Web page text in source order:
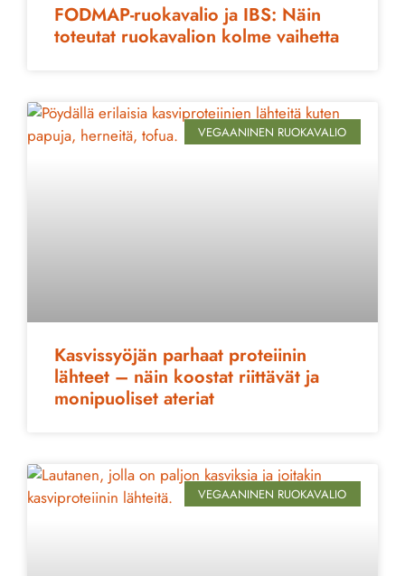
FODMAP-ruokavalio ja IBS: Näin
toteutat ruokavalion kolme vaihetta
VEGAANINEN RUOKAVALIO
Kasvissyöjän parhaat proteiinin
lähteet – näin koostat riittävät ja
monipuoliset ateriat
VEGAANINEN RUOKAVALIO